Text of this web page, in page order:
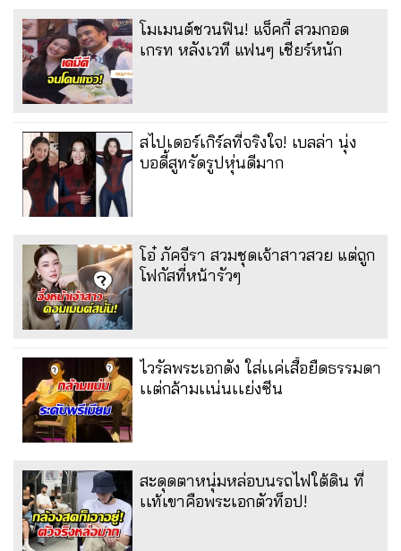
โมเมนต์ชวนฟิน! แจ็คกี้ สวมกอด
เกรท หลังเวที แฟนๆ เชียร์หนัก
สไปเดอร์เกิร์ลที่จริงใจ! เบลล่า นุ่ง
บอดี้สูทรัดรูปหุ่นดีมาก
โอ๋ ภัคจีรา สวมชุดเจ้าสาวสวย แต่ถูก
โฟกัสที่หน้ารัวๆ
ไวรัลพระเอกดัง ใส่เเค่เสื้อยืดธรรมดา
เเต่กล้ามเเน่นเเย่งซีน
สะดุดตาหนุ่มหล่อบนรถไฟใต้ดิน ที่
เเท้เขาคือพระเอกตัวท็อป!